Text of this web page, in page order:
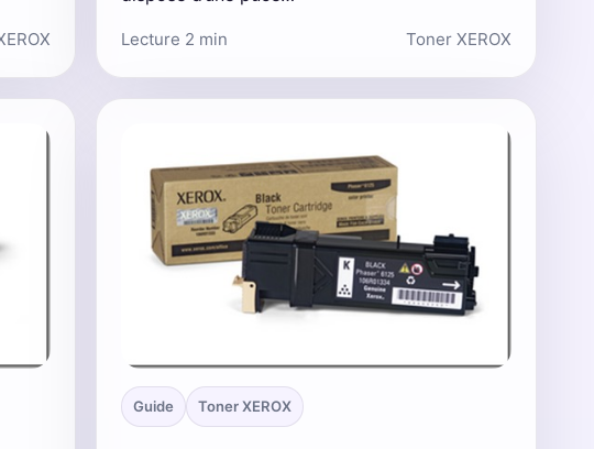
Lecture 2 min Toner XEROX
Guide Toner XEROX